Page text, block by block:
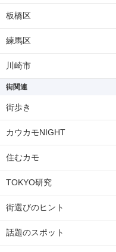
板橋区
練馬区
川崎市
街関連
街歩き
カウカモNIGHT
住むカモ
TOKYO研究
街選びのヒント
話題のスポット